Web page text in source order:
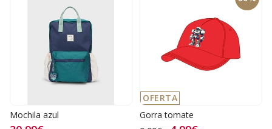
Mochila azul
OFERTA
Gorra tomate